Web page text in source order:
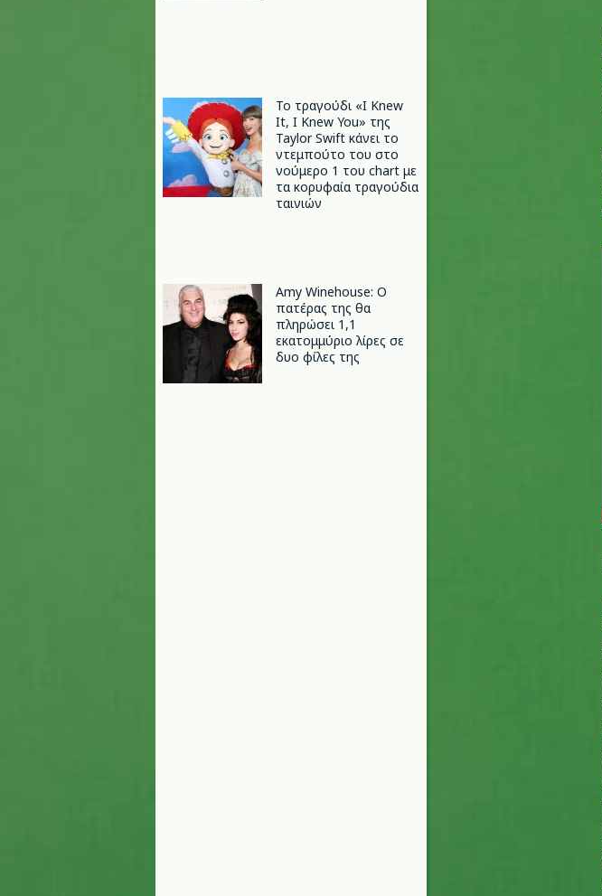
Το τραγούδι «I Knew
It, I Knew You» της
Taylor Swift κάνει το
ντεμπούτο του στο
νούμερο 1 του chart με
τα κορυφαία τραγούδια
ταινιών
Amy Winehouse: Ο
πατέρας της θα
πληρώσει 1,1
εκατομμύριο λίρες σε
δυο φίλες της